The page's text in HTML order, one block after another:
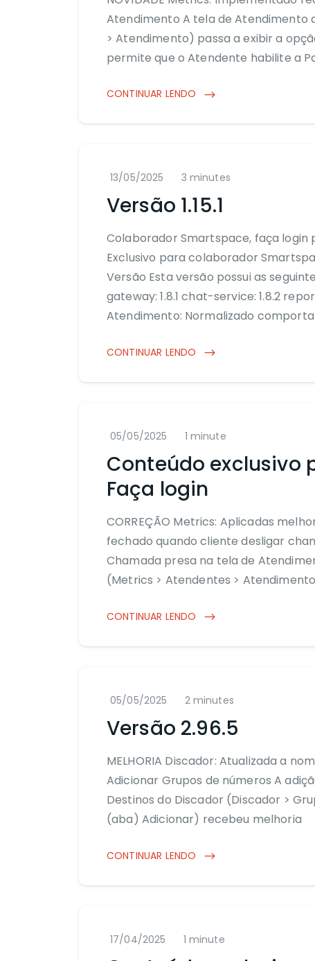
Atendimento A tela de
> Atendimento) passa a exibir a
permite que o Atendente habilite a
CONTINUAR LENDO
13/05/2025 3 minutes
Versão 1.15.1
Colaborador Smartspace, faça login
Exclusivo para colaborador
Versão Esta versão possui as
gateway: 1.8.1 chat-service: 1.8.2
Atendimento: Normalizado
CONTINUAR LENDO
05/05/2025 1 minute
Conteúdo exclusivo
Faça login
CORREÇÃO Metrics: Aplicadas
fechado quando cliente desligar
Chamada presa na tela de
(Metrics > Atendentes >
CONTINUAR LENDO
05/05/2025 2 minutes
Versão 2.96.5
MELHORIA Discador: Atualizada a
Adicionar Grupos de números A
Destinos do Discador (Discador >
(aba) Adicionar) recebeu melhoria
CONTINUAR LENDO
17/04/2025 1 minute